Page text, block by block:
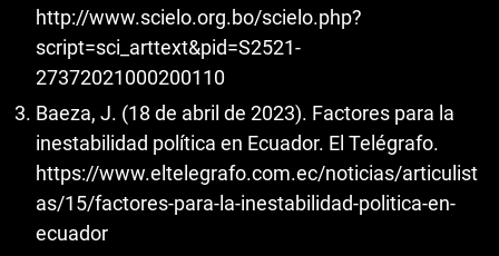
http://www.scielo.org.bo/scielo.php?
script=sci_arttext&pid=S2521-
27372021000200110
Baeza, J. (18 de abril de 2023). Factores para la
inestabilidad política en Ecuador. El Telégrafo.
https://www.eltelegrafo.com.ec/noticias/articulist
as/15/factores-para-la-inestabilidad-politica-en-
ecuador